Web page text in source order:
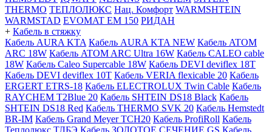
THERMO ТЕПЛОЛЮКС Нац. Комфорт WARMSHTEIN
WARMSTAD EVOMAT EM 150 РИДАН
+ Кабель в стяжку
Кабель AURA KTA Кабель AURA KTA NEW Кабель ATOM
ARC 18W Кабель ATOM ARC Ultra 16W Кабель CALEO cable
18W Кабель Caleo Supercable 18W Кабель DEVI deviflex 18T
Кабель DEVI deviflex 10T Кабель VERIA flexicable 20 Кабель
ERGERT ETRS-18 Кабель ELECTROLUX Twin Cable Кабель
RAYCHEM T2Blue 20 Кабель SHTEIN DS18 Black Кабель
SHTEIN DS18 Red Кабель THERMO SVK 20 Кабель Hemstedt
BR-IM Кабель Grand Meyer TCH20 Кабель ProfiRoll Кабель
Теплолюкс ТЛБЭ Кабель ЗОЛОТОЕ СЕЧЕНИЕ GS Кабель